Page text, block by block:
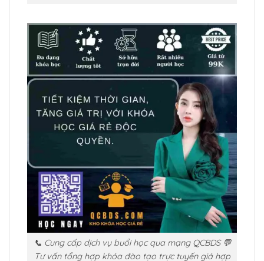
📞 Cung cấp dịch vụ buổi học qua mạng QCBDS 💬
Tư vấn tổng hợp khóa đào tạo trực tuyến giá hợp